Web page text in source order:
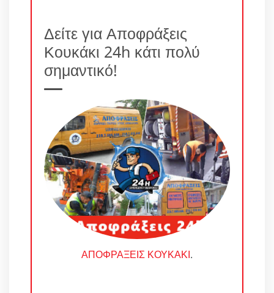
Δείτε για Αποφράξεις
Κουκάκι 24h κάτι πολύ
σημαντικό!
ΑΠΟΦΡΑΞΕΙΣ ΚΟΥΚΑΚΙ.